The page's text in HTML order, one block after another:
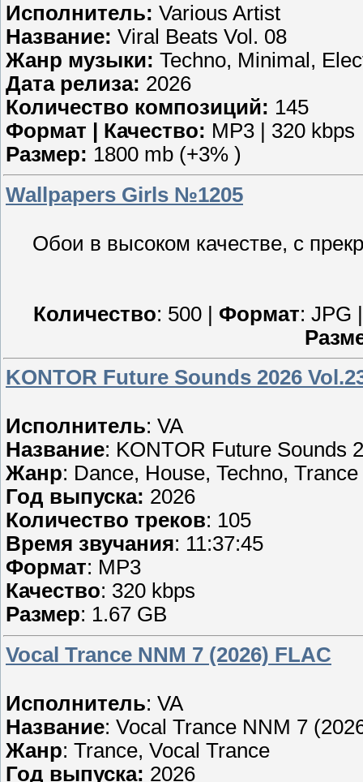
Исполнитель: Various Artist
Название: Viral Beats Vol. 08
Жанр музыки: Techno, Minimal,
Дата релиза: 2026
Количество композиций: 145
Формат | Качество: MP3 | 320 kbps
Размер: 1800 mb (+3% )
Wallpapers Girls №1205
Обои в высоком качестве, с
Количество: 500 | Формат: JPG
KONTOR Future Sounds 2026
Исполнитель: VA
Название: KONTOR Future Sounds
Жанр: Dance, House, Techno, Trance
Год выпуска: 2026
Количество треков: 105
Время звучания: 11:37:45
Формат: MP3
Качество: 320 kbps
Размер: 1.67 GB
Vocal Trance NNM 7 (2026) FLAC
Исполнитель: VA
Название: Vocal Trance NNM 7
Жанр: Trance, Vocal Trance
Год выпуска: 2026